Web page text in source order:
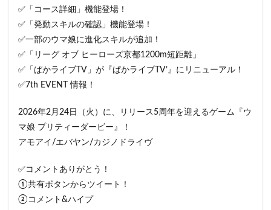
✅「コース詳細」機能登場！
✅「発動スキルの確認」機能登場！
✅一部のウマ娘に進化スキルが追加！
✅「リーグ オブ ヒーローズ京都1200m短距離」
✅「ぱかライブTV」が『ぱかライブTV’』にリニューアル！
✅7th EVENT 情報！
2026年2月24日（火）に、リリース5周年を迎えるゲーム『ウ
マ娘 プリティーダービー』！
アモアイ/エバヤン/カジノドライヴ
✅コメントありがとう！
①共有ボタンからツイート！
②コメント&ハイプ